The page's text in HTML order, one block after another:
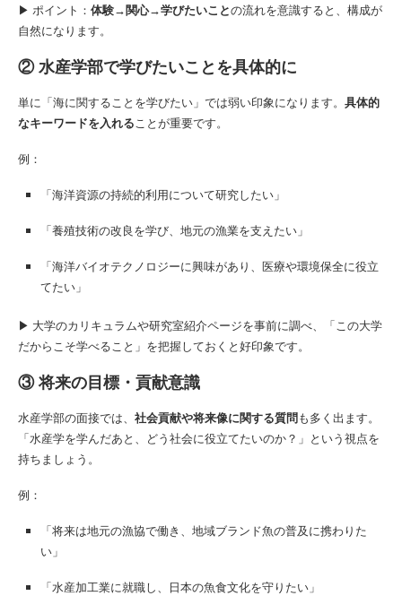
▶︎ ポイント： 体験→関心→学びたいことの流れを意識すると、構成が
自然になります。
② 水産学部で学びたいことを具体的に
単に「海に関することを学びたい」では弱い印象になります。 具体的
なキーワードを入れることが重要です。
例：
「海洋資源の持続的利用について研究したい」
「養殖技術の改良を学び、地元の漁業を支えたい」
「海洋バイオテクノロジーに興味があり、医療や環境保全に役立
てたい」
▶︎ 大学のカリキュラムや研究室紹介ページを事前に調べ、「この大学
だからこそ学べること」を把握しておくと好印象です。
③ 将来の目標・貢献意識
水産学部の面接では、 社会貢献や将来像に関する質問も多く出ます。
「水産学を学んだあと、どう社会に役立てたいのか？」という視点を
持ちましょう。
例：
「将来は地元の漁協で働き、地域ブランド魚の普及に携わりた
い」
「水産加工業に就職し、日本の魚食文化を守りたい」